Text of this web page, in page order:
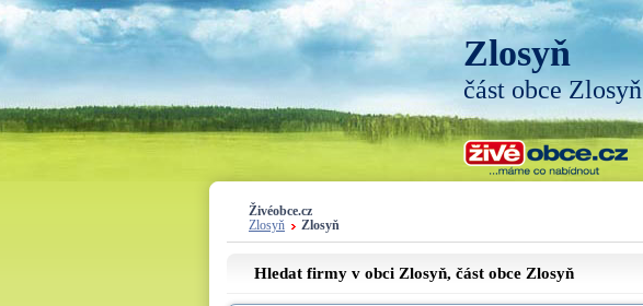
Zlosyň
část obce Zlosyň
Živéobce.cz
Zlosyň
Zlosyň
Hledat firmy v obci Zlosyň, část obce Zlosyň